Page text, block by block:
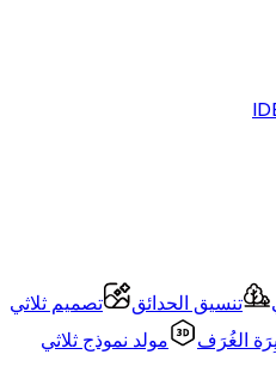
تنسيق الحدائق
تصميم ثلاثي
الغُرَف
مولد نموذج ثلاثي